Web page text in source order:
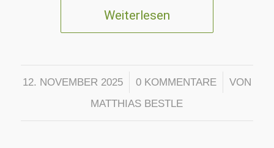
Weiterlesen
12. NOVEMBER 2025
/ 0 KOMMENTARE
/
VON
MATTHIAS BESTLE